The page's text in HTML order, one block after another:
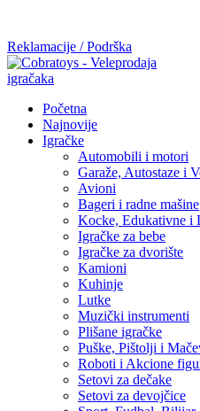
Reklamacije / Podrška
Početna
Najnovije
Igračke
Automobili i motori
Garaže, Autostaze i
Avioni
Bageri i radne mašine
Kocke, Edukativne i
Igračke za bebe
Igračke za dvorište
Kamioni
Kuhinje
Lutke
Muzički instrumenti
Plišane igračke
Puške, Pištolji i
Roboti i Akcione
Setovi za dečake
Setovi za devojčice